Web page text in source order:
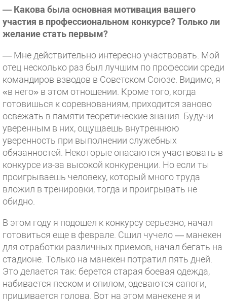
— Какова была основная мотивация вашего
участия в профессиональном конкурсе? Только ли
желание стать первым?
— Мне действительно интересно участвовать. Мой
отец несколько раз был лучшим по профессии среди
командиров взводов в Советском Союзе. Видимо, я
«в него» в этом отношении. Кроме того, когда
готовишься к соревнованиям, приходится заново
освежать в памяти теоретические знания. Будучи
уверенным в них, ощущаешь внутреннюю
уверенность при выполнении служебных
обязанностей. Некоторые опасаются участвовать в
конкурсе из-за высокой конкуренции. Но если ты
проигрываешь человеку, который много труда
вложил в тренировки, тогда и проигрывать не
обидно.
В этом году я подошел к конкурсу серьезно, начал
готовиться еще в феврале. Сшил чучело — манекен
для отработки различных приемов, начал бегать на
стадионе. Только на манекен потратил пять дней.
Это делается так: берется старая боевая одежда,
набивается песком и опилом, одеваются сапоги,
пришивается голова. Вот на этом манекене я и